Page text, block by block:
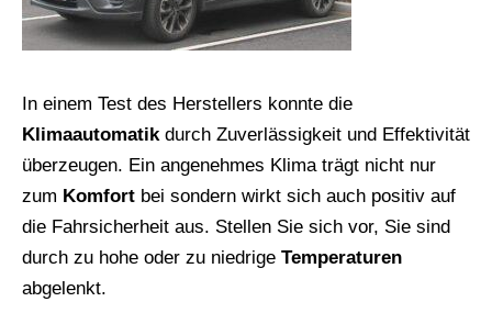
In einem Test des Herstellers konnte die
Klimaautomatikdurch Zuverlässigkeit und Effektivität
überzeugen. Ein angenehmes Klima trägt nicht nur
zum Komfort bei sondern wirkt sich auch positiv auf
die Fahrsicherheit aus. Stellen Sie sich vor, Sie sind
durch zu hohe oder zu niedrige Temperaturen
abgelenkt.